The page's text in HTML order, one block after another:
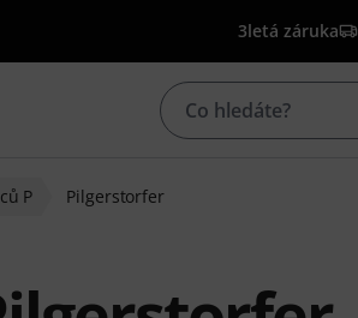
3letá záruka
P Pilgerstorfer